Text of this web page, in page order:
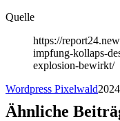
Quelle
https://
impfung-kollaps-
explosion-bewirkt/
Wordpress Pixelwald
Ähnliche